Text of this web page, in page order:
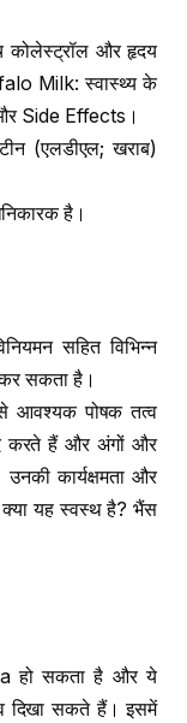
कोलेस्ट्रॉल और हृदय
Milk: स्वास्थ्य के
Side Effects।
(एलडीएल; खराब)
है।
सहित विभिन्न
कर सकता है।
आवश्यक पोषक तत्व
करते हैं और अंगों और
कार्यक्षमता और
यह स्वस्थ है? भैंस
हो सकता है और ये
दिखा सकते हैं। इसमें